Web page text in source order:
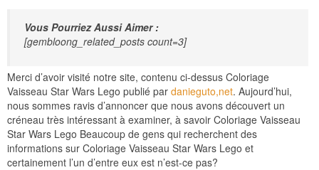
Vous Pourriez Aussi Aimer :
[gembloong_related_posts count=3]
Merci d’avoir visité notre site, contenu ci-dessus Coloriage
Vaisseau Star Wars Lego publié par danieguto,net. Aujourd’hui,
nous sommes ravis d’annoncer que nous avons découvert un
créneau très intéressant à examiner, à savoir Coloriage Vaisseau
Star Wars Lego Beaucoup de gens qui recherchent des
informations sur Coloriage Vaisseau Star Wars Lego et
certainement l’un d’entre eux est n’est-ce pas?